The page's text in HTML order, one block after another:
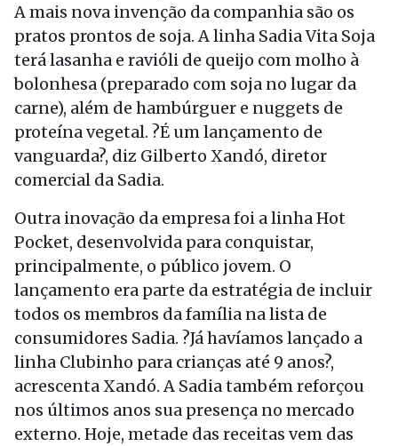
A mais nova invenção da companhia são os
pratos prontos de soja. A linha Sadia Vita Soja
terá lasanha e ravióli de queijo com molho à
bolonhesa (preparado com soja no lugar da
carne), além de hambúrguer e nuggets de
proteína vegetal. ?É um lançamento de
vanguarda?, diz Gilberto Xandó, diretor
comercial da Sadia.
Outra inovação da empresa foi a linha Hot
Pocket, desenvolvida para conquistar,
principalmente, o público jovem. O
lançamento era parte da estratégia de incluir
todos os membros da família na lista de
consumidores Sadia. ?Já havíamos lançado a
linha Clubinho para crianças até 9 anos?,
acrescenta Xandó. A Sadia também reforçou
nos últimos anos sua presença no mercado
externo. Hoje, metade das receitas vem das